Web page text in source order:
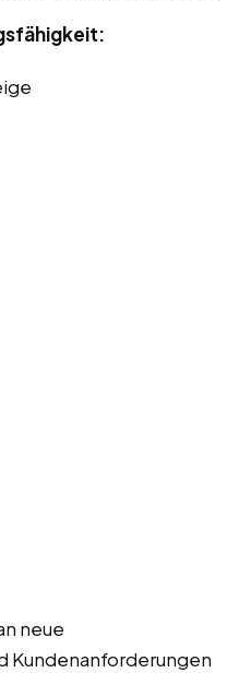
neue
Kundenanforderungen